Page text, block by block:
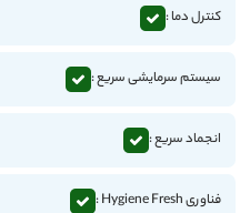
کنترل دما :
سیستم سرمایشی سریع :
انجماد سریع :
فناوری Hygiene Fresh :